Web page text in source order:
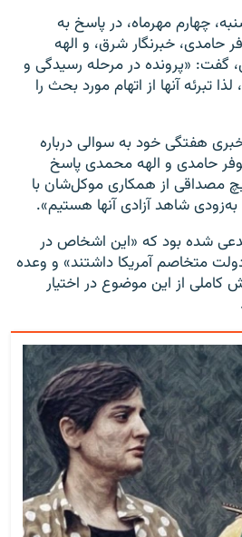
چهارم مهرماه، در پاسخ به
حامدی، خبرنگار شرق، و الهه
گفت: «پرونده در مرحله رسیدگی و
تبرئه آنها از اتهام مورد بحث را
هفتگی خود به سوالی درباره
حامدی و الهه محمدی پاسخ
مصداقی از همکاری موکل‌شان با
به‌زودی شاهد آزادی آنها هستیم».
شده بود که «این اشخاص در
متخاصم آمریکا داشتند» و وعده
کاملی از این موضوع در اختیار